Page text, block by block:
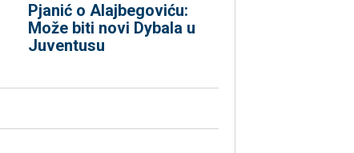
Pjanić o Alajbegoviću:
Može biti novi Dybala u
Juventusu